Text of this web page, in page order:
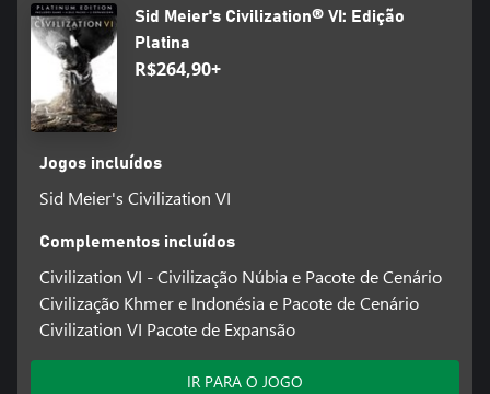
• MULTIJOGADOR COOPERATIVO E COMPETITIVO: Até 4
jogadores podem cooperar ou competir pela supremacia através
do multijogador online.
Sid Meier's Civilization® VI: Edição
Platina
R$264,90+
Jogos incluídos
Sid Meier's Civilization VI
Complementos incluídos
Civilization VI - Civilização Núbia e Pacote de Cenário
Civilização Khmer e Indonésia e Pacote de Cenário
Civilization VI Pacote de Expansão
IR PARA O JOGO